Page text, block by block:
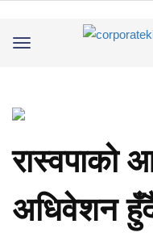
Toggle
रास्वपाको
अधिवेशन